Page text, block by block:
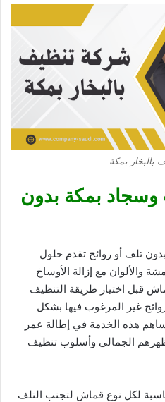
بالبخار بمكة
بمكة بدون
تلف أو روائح تقدم حلول
والألوان مع إزالة الأوساخ
قبل اختيار طريقة التنظيف
غير المرغوب فيها بشكل
هذه الخدمة في إطالة عمر
الجمالي وأسلوب تنظيف
لكل نوع قماش لتجنب التلف